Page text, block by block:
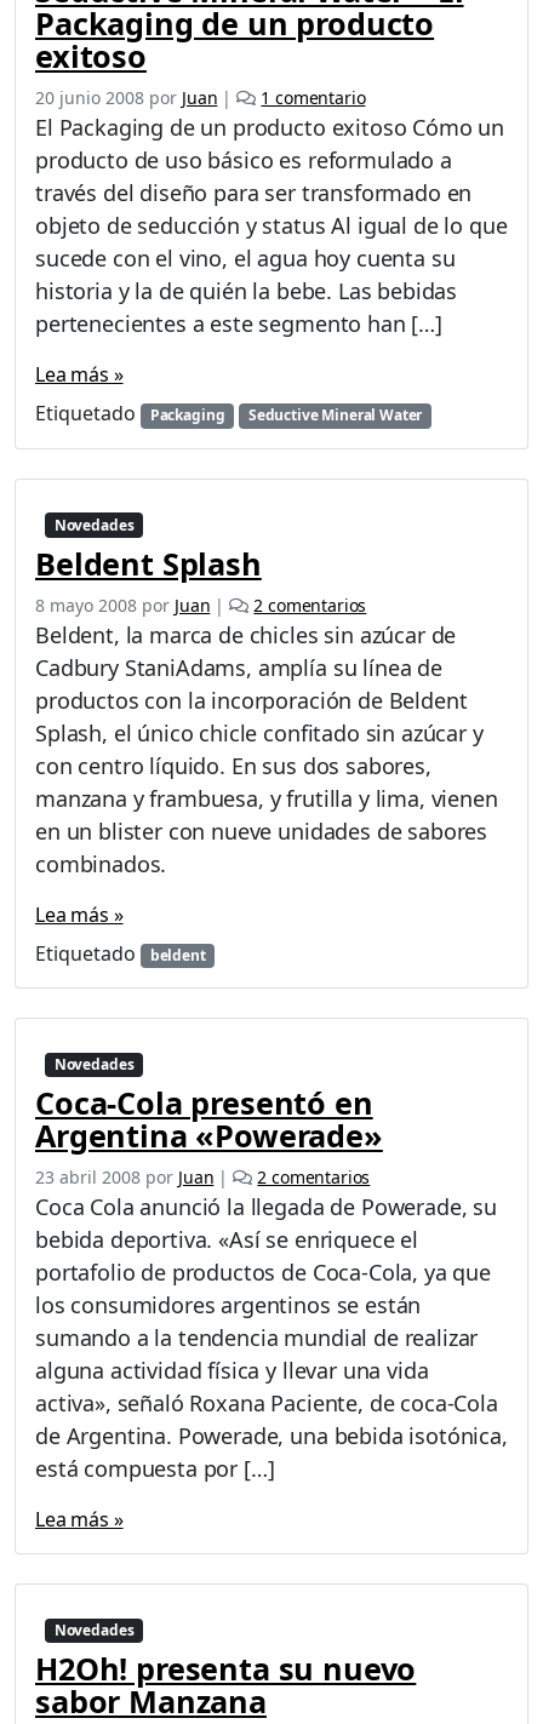
n
s
B
E
N
1
0
Packaging de un producto
exitoso
20 junio 2008 por Juan | 1 comentarioe
n
e
d
u
t
i
v
i
n
e
r
t
e
r
–
E
l
P
a
c
k
d
r
o
u
c
t
o
x
i
t
s
o
El Packaging de un producto exitoso Cómo un
producto de uso básico es reformulado a
través del diseño para ser transformado en
objeto de seducción y status Al igual de lo que
sucede con el vino, el agua hoy cuenta su
historia y la de quién la bebe. Las bebidas
pertenecientes a este segmento han […]
Lea más »
Etiquetado
Packaging Seductive Mineral Water
Novedades
Beldent Splash
8 mayo 2008 por Juan | 2 comentarios
n
e
l
d
e
n
t
S
Beldent, la marca de chicles sin azúcar de
Cadbury StaniAdams, amplía su línea de
productos con la incorporación de Beldent
Splash, el único chicle confitado sin azúcar y
con centro líquido. En sus dos sabores,
manzana y frambuesa, y frutilla y lima, vienen
en un blister con nueve unidades de sabores
combinados.
Lea más »
Etiquetado
beldent
Novedades
Coca-Cola presentó en
Argentina «Powerade»
23 abril 2008 por Juan | 2 comentarios
n
o
c
a
C
o
l
a
e
n
n
Coca Cola anunció la llegada de Powerade, su
bebida deportiva. «Así se enriquece el
portafolio de productos de Coca-Cola, ya que
los consumidores argentinos se están
sumando a la tendencia mundial de realizar
alguna actividad física y llevar una vida
activa», señaló Roxana Paciente, de coca-Cola
de Argentina. Powerade, una bebida isotónica,
está compuesta por […]
Lea más »
Novedades
H2Oh! presenta su nuevo
sabor Manzana